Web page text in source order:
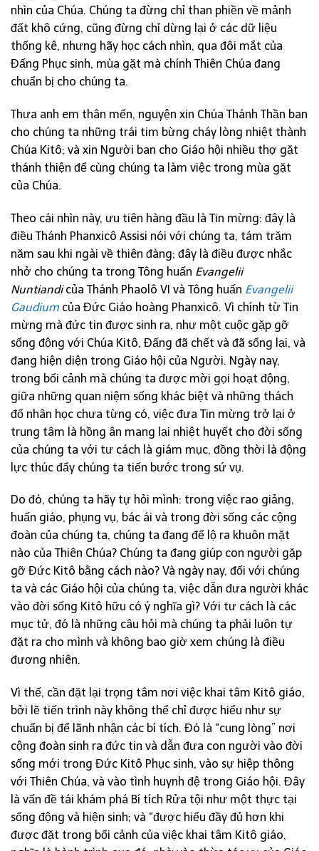
nhìn của Chúa. Chúng ta đừng chỉ than phiền về mảnh
đất khô cứng, cũng đừng chỉ dừng lại ở các dữ liệu
thống kê, nhưng hãy học cách nhìn, qua đôi mắt của
Đấng Phục sinh, mùa gặt mà chính Thiên Chúa đang
chuẩn bị cho chúng ta.
Thưa anh em thân mến, nguyện xin Chúa Thánh Thần ban
cho chúng ta những trái tim bừng cháy lòng nhiệt thành
Chúa Kitô; và xin Người ban cho Giáo hội nhiều thợ gặt
thánh thiện để cùng chúng ta làm việc trong mùa gặt
của Chúa.
Theo cái nhìn này, ưu tiên hàng đầu là Tin mừng: đây là
điều Thánh Phanxicô Assisi nói với chúng ta, tám trăm
năm sau khi ngài về thiên đàng; đây là điều được nhắc
nhở cho chúng ta trong Tông huấn Evangelii
Nuntiandicủa Thánh Phaolô VI và Tông huấn Evangelii
Gaudium của Đức Giáo hoàng Phanxicô. Vì chính từ Tin
mừng mà đức tin được sinh ra, như một cuộc gặp gỡ
sống động với Chúa Kitô, Đấng đã chết và đã sống lại, và
đang hiện diện trong Giáo hội của Người. Ngày nay,
trong bối cảnh mà chúng ta được mời gọi hoạt động,
giữa những quan niệm sống khác biệt và những thách
đố nhân học chưa từng có, việc đưa Tin mừng trở lại ở
trung tâm là hồng ân mang lại nhiệt huyết cho đời sống
của chúng ta với tư cách là giám mục, đồng thời là động
lực thúc đẩy chúng ta tiến bước trong sứ vụ.
Do đó, chúng ta hãy tự hỏi mình: trong việc rao giảng,
huấn giáo, phụng vụ, bác ái và trong đời sống các cộng
đoàn của chúng ta, chúng ta đang để lộ ra khuôn mặt
nào của Thiên Chúa? Chúng ta đang giúp con người gặp
gỡ Đức Kitô bằng cách nào? Và ngày nay, đối với chúng
ta và các Giáo hội của chúng ta, việc dẫn đưa người khác
vào đời sống Kitô hữu có ý nghĩa gì? Với tư cách là các
mục tử, đó là những câu hỏi mà chúng ta phải luôn tự
đặt ra cho mình và không bao giờ xem chúng là điều
đương nhiên.
Vì thế, cần đặt lại trọng tâm nơi việc khai tâm Kitô giáo,
bởi lẽ tiến trình này không thể chỉ được hiểu như sự
chuẩn bị để lãnh nhận các bí tích. Đó là “cung lòng” nơi
cộng đoàn sinh ra đức tin và dẫn đưa con người vào đời
sống mới trong Đức Kitô Phục sinh, vào sự hiệp thông
với Thiên Chúa, và vào tình huynh đệ trong Giáo hội. Đây
là vấn đề tái khám phá Bí tích Rửa tội như một thực tại
sống động và hiện sinh; và “được hiểu đầy đủ hơn khi
được đặt trong bối cảnh của việc khai tâm Kitô giáo,